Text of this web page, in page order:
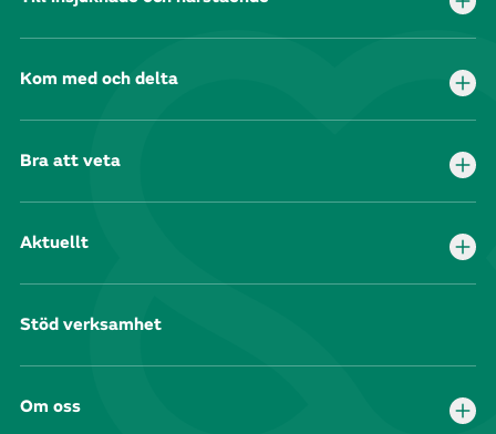
Kom med och delta
Bra att veta
Aktuellt
Stöd verksamhet
Om oss